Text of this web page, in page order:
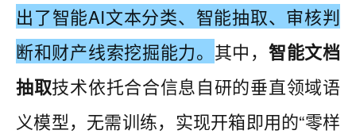
出了智能AI文本分类、智能抽取、审核判
断和财产线索挖掘能力。 其中， 智能文档
抽取技术依托合合信息自研的垂直领域语
义模型，无需训练，实现开箱即用的“零样